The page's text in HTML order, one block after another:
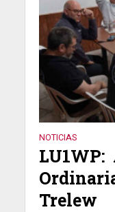
NOTICIAS
LU1WP:
Trelew